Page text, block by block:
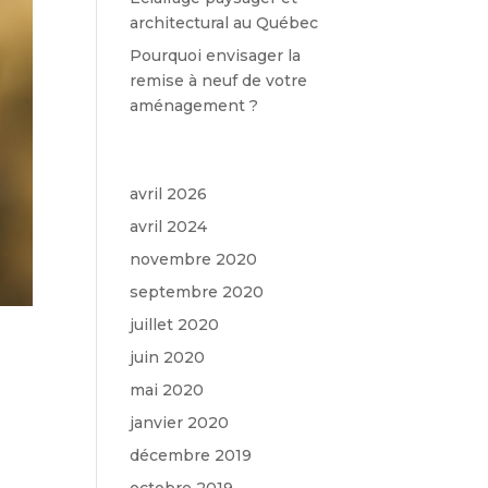
architectural au Québec
Pourquoi envisager la
remise à neuf de votre
aménagement ?
avril 2026
avril 2024
novembre 2020
septembre 2020
juillet 2020
juin 2020
mai 2020
janvier 2020
décembre 2019